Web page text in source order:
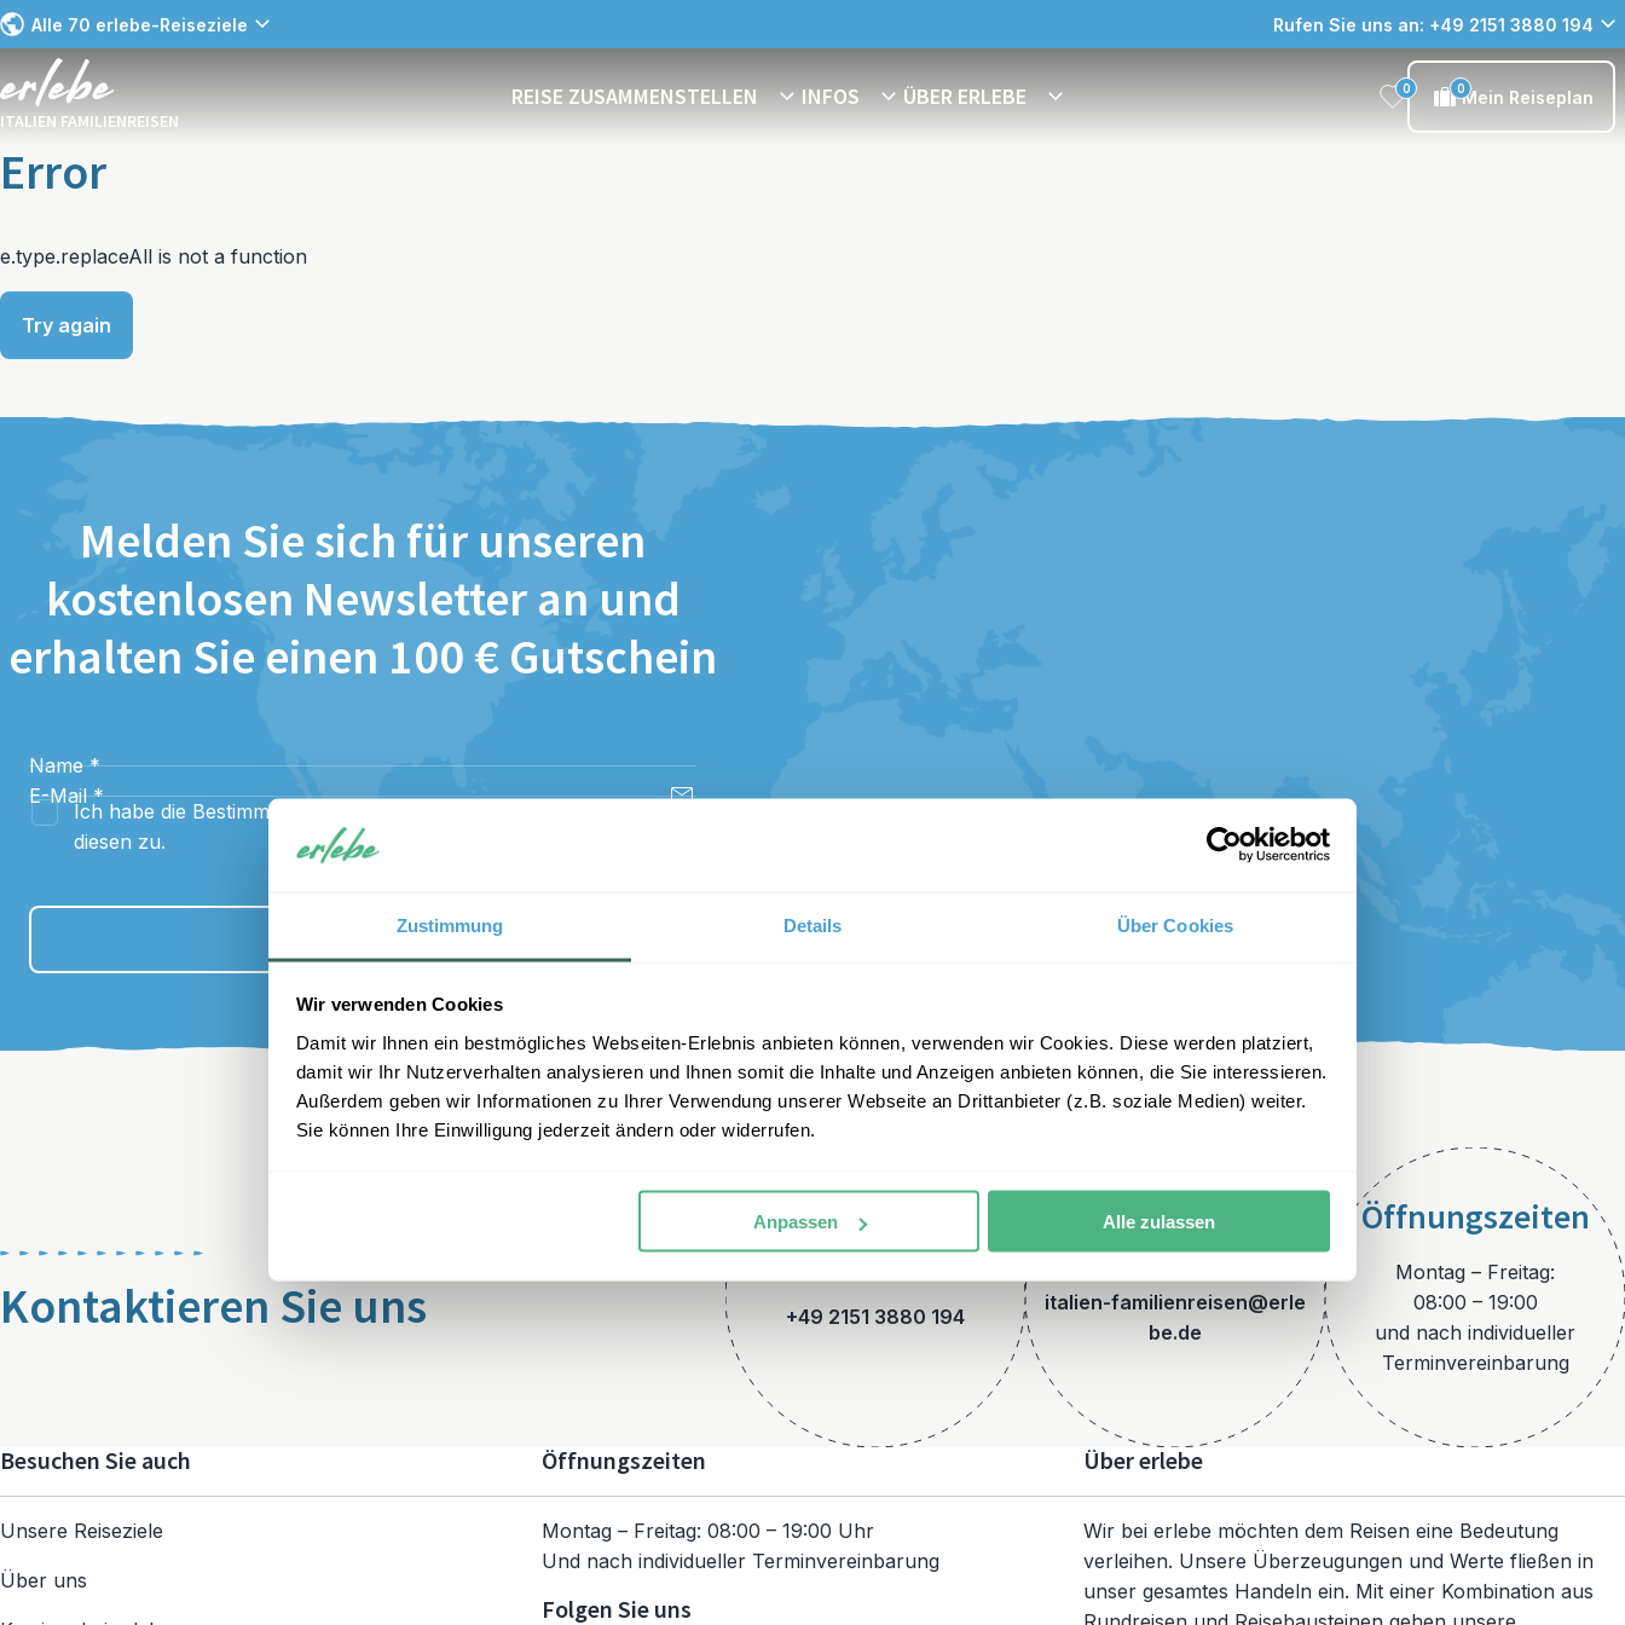
Zustimmung Details Über Cookies
Wir verwenden Cookies
Damit wir Ihnen ein bestmögliches Webseiten-Erlebnis anbieten können, verwenden wir Cookies. Diese werden platziert,
damit wir Ihr Nutzerverhalten analysieren und Ihnen somit die Inhalte und Anzeigen anbieten können, die Sie interessieren.
Außerdem geben wir Informationen zu Ihrer Verwendung unserer Webseite an Drittanbieter (z.B. soziale Medien) weiter.
Sie können Ihre Einwilligung jederzeit ändern oder widerrufen.
Anpassen Alle zulassen
Alle 70 erlebe-Reiseziele Rufen Sie uns an: +49 2151 3880 194
ITALIEN FAMILIENREISEN
REISE ZUSAMMENSTELLEN INFOS ÜBER ERLEBE 0 0Mein Reiseplan
Error
e.type.replaceAll is not a function
Try again
Melden Sie sich für unseren
kostenlosen Newsletter an und
erhalten Sie einen 100 € Gutschein
Name *
E-Mail *
Ich habe die Bestimmungen zum
diesen zu.
Anmelden
Kontaktieren Sie uns
Telefon
+49 2151 3880 194
E-Mail
italien-familienreisen@erle
be.de
Öffnungszeiten
Montag – Freitag:
08:00 – 19:00
und nach individueller
Terminvereinbarung
Besuchen Sie auch
Unsere Reiseziele
Über uns
Öffnungszeiten
Montag – Freitag: 08:00 – 19:00 Uhr
Und nach individueller Terminvereinbarung
Folgen Sie uns
Über erlebe
Wir bei erlebe möchten dem Reisen eine Bedeutung
verleihen. Unsere Überzeugungen und Werte fließen in
unser gesamtes Handeln ein. Mit einer Kombination aus